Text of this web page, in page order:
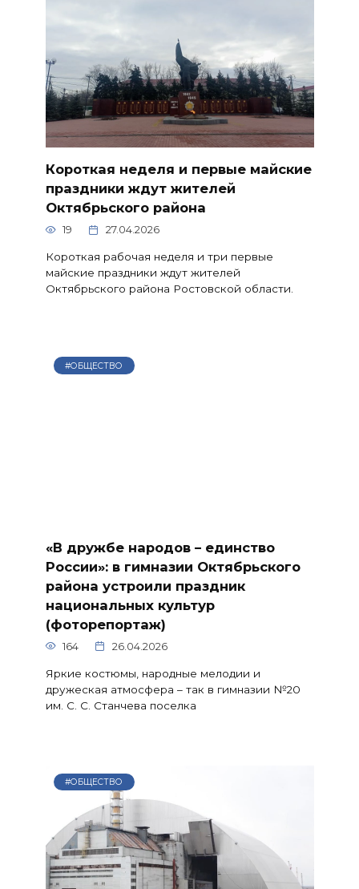
Короткая неделя и первые майские
праздники ждут жителей
Октябрьского района
19 27.04.2026
Короткая рабочая неделя и три первые
майские праздники ждут жителей
Октябрьского района Ростовской области.
#ОБЩЕСТВО
«В дружбе народов – единство
России»: в гимназии Октябрьского
района устроили праздник
национальных культур
(фоторепортаж)
164 26.04.2026
Яркие костюмы, народные мелодии и
дружеская атмосфера – так в гимназии №20
им. С. С. Станчева поселка
#ОБЩЕСТВО